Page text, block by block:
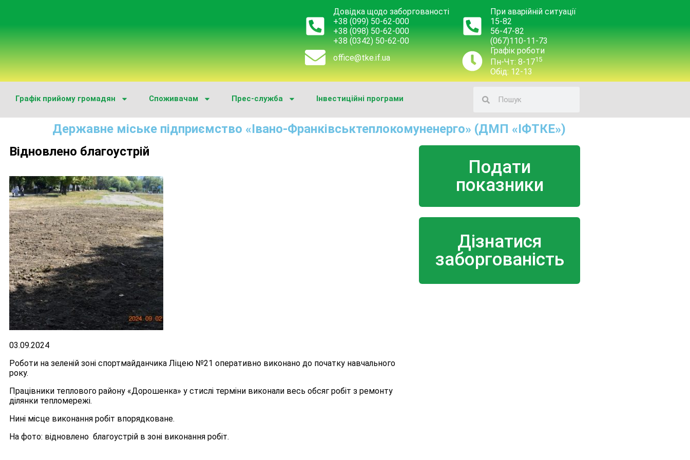
Довідка щодо заборгованості
+38 (099) 50-62-000
+38 (098) 50-62-000
+38 (0342) 50-62-00
office@tke.if.ua
При аварійній ситуації
15-82
56-47-82
(067)110-11-73
Графік роботи
Пн-Чт: 8-1715
Обід: 12-13
Графік прийому громадян Споживачам Прес-служба Інвестиційні програми
Державне міське підприємство «Івано-Франківськтеплокомуненерго» (ДМП «ІФТКЕ»)
Відновлено благоустрій
03.09.2024
Роботи на зеленій зоні спортмайданчика Ліцею №21 оперативно виконано до початку навчального
року.
Працівники теплового району «Дорошенка» у стислі терміни виконали весь обсяг робіт з ремонту
ділянки тепломережі.
Нині місце виконання робіт впорядковане.
На фото: відновлено благоустрій в зоні виконання робіт.
Подати
показники
Дізнатися
заборгованість